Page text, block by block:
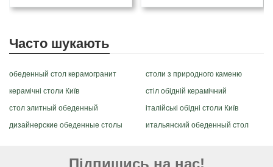
Часто шукають
обеденный стол керамогранит
столи з природного каменю
керамічні столи Київ
стіл обідній керамічний
стол элитный обеденный
італійські обідні столи Київ
дизайнерские обеденные столы
итальянский обеденный стол
Підпишись на нас!